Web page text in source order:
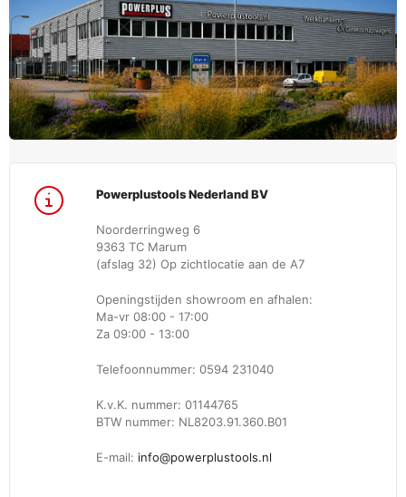
Powerplustools Nederland BV
Noorderringweg 6
9363 TC Marum
(afslag 32) Op zichtlocatie aan de A7
Openingstijden showroom en afhalen:
Ma-vr 08:00 - 17:00
Za 09:00 - 13:00
Telefoonnummer: 0594 231040
K.v.K. nummer: 01144765
BTW nummer: NL8203.91.360.B01
E-mail: info@powerplustools.nl